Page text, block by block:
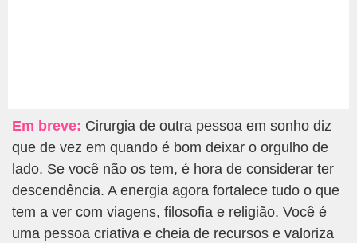
Em breve: Cirurgia de outra pessoa em sonho diz
que de vez em quando é bom deixar o orgulho de
lado. Se você não os tem, é hora de considerar ter
descendência. A energia agora fortalece tudo o que
tem a ver com viagens, filosofia e religião. Você é
uma pessoa criativa e cheia de recursos e valoriza